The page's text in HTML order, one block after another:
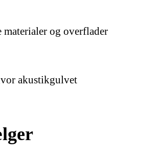
og overflader
akustikgulvet